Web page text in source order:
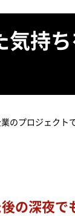
持
のプロジェク
の深夜で